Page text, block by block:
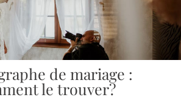
de mariage :
le trouver?